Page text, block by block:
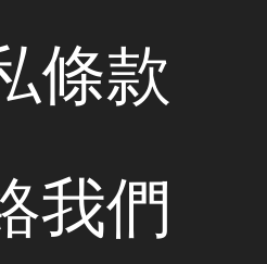
條款
我們